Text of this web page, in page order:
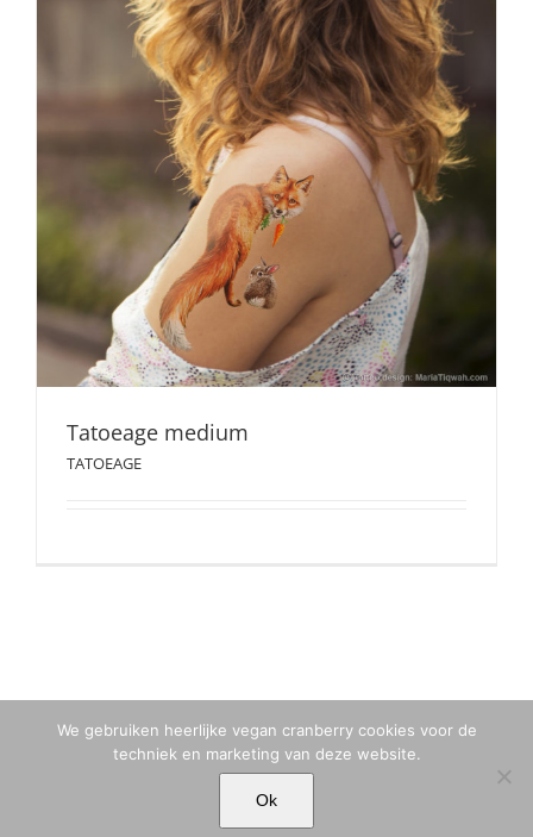
Tatoeage medium
TATOEAGE
Tatoeage medium
TATOEAGE
© MARIA TIQWAH VAN ELDIK MUSA | T. +31 (0)6 23 77 88 49 |
We gebruiken heerlijke vegan cranberry cookies voor de
techniek en marketing van deze website.
Ok